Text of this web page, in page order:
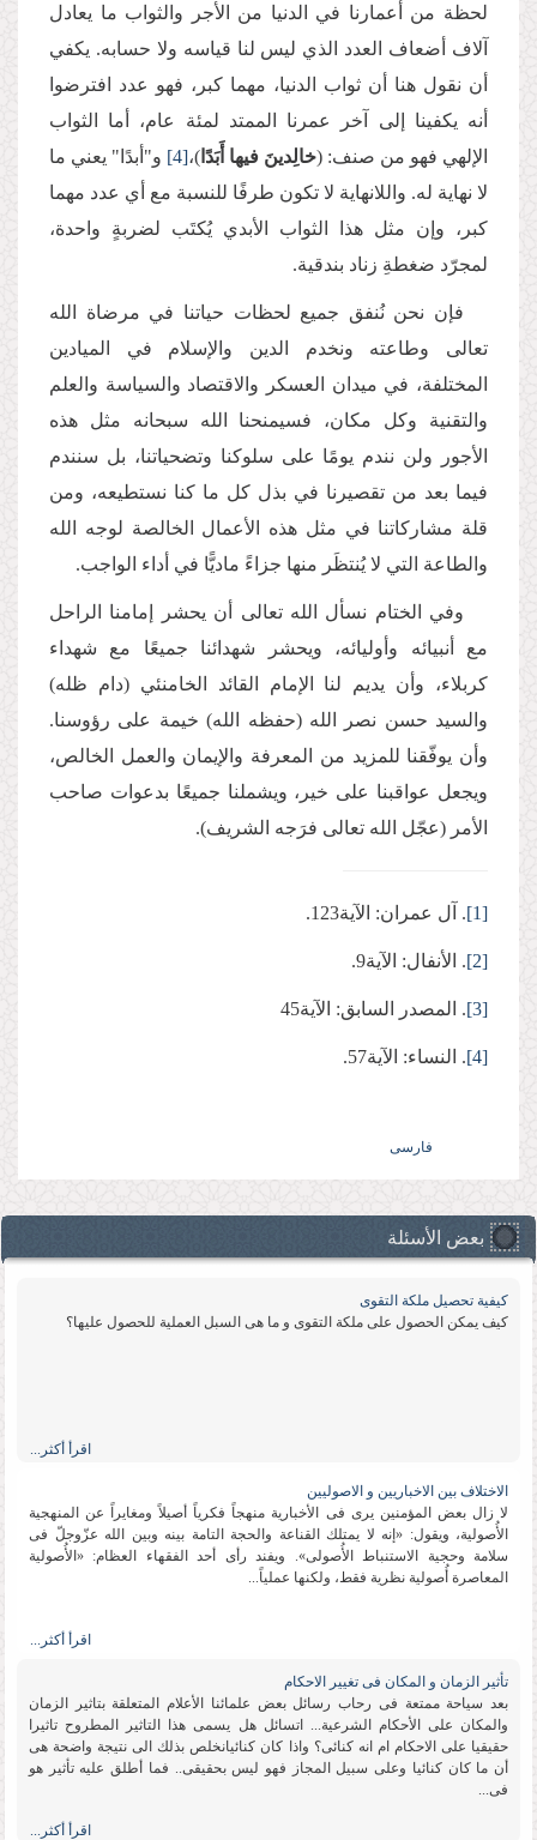
لحظة من أعمارنا في الدنيا من الأجر والثواب ما يعادل
آلاف أضعاف العدد الذي ليس لنا قياسه ولا حسابه. يكفي
أن نقول هنا أن ثواب الدنيا، مهما كبر، فهو عدد افترضوا
أنه يكفينا إلى آخر عمرنا الممتد لمئة عام، أما الثواب
الإلهي فهو من صنف: (خالِدينَ فيها أَبَدًا )،[4] و"أبدًا" يعني ما
لا نهاية له. واللانهاية لا تكون طرفًا للنسبة مع أي عدد مهما
كبر، وإن مثل هذا الثواب الأبدي يُكتَب لضربةٍ واحدة،
لمجرّد ضغطةِ زناد بندقية.
فإن نحن نُنفق جميع لحظات حياتنا في مرضاة الله
تعالى وطاعته ونخدم الدين والإسلام في الميادين
المختلفة، في ميدان العسكر والاقتصاد والسياسة والعلم
والتقنية وكل مكان، فسيمنحنا الله سبحانه مثل هذه
الأجور ولن نندم يومًا على سلوكنا وتضحياتنا، بل سنندم
فيما بعد من تقصيرنا في بذل كل ما كنا نستطيعه، ومن
قلة مشاركاتنا في مثل هذه الأعمال الخالصة لوجه الله
والطاعة التي لا يُنتظَر منها جزاءً ماديًّا في أداء الواجب.
وفي الختام نسأل الله تعالى أن يحشر إمامنا الراحل
مع أنبيائه وأوليائه، ويحشر شهدائنا جميعًا مع شهداء
كربلاء، وأن يديم لنا الإمام القائد الخامنئي (دام ظله)
والسيد حسن نصر الله (حفظه الله) خيمة على رؤوسنا.
وأن يوفّقنا للمزيد من المعرفة والإيمان والعمل الخالص،
ويجعل عواقبنا على خير، ويشملنا جميعًا بدعوات صاحب
الأمر (عجّل الله تعالى فرَجه الشريف).
[1]. آل عمران: الآية123.
[2]. الأنفال: الآية9.
[3]. المصدر السابق: الآية45
[4]. النساء: الآية57.
فارسی
بعض الأسئلة
كیفیة تحصیل ملكة التقوى
كیف یمكن الحصول على ملكة التقوى و ما هی السبل العملیة للحصول علیها؟
اقرأ أكثر...
الاختلاف بین الاخباریین و الاصولیین
لا زال بعض المؤمنین یرى فی الأخباریة منهجاً فكریاً أصیلاً ومغایراً عن المنهجیة
الأُصولیة، ویقول: «إنه لا یمتلك القناعة والحجة التامة بینه وبین الله عزّوجلّ فی
سلامة وحجیة الاستنباط الأُصولی». ویفند رأی أحد الفقهاء العظام: «الأُصولیة
المعاصرة أُصولیة نظریة فقط، ولكنها عملیاً...
اقرأ أكثر...
تأثیر الزمان و المكان فی تغییر الاحكام
بعد سیاحة ممتعة فی رحاب رسائل بعض علمائنا الأعلام المتعلقة بتاثیر الزمان
والمكان على الأحكام الشرعیة... اتسائل هل یسمى هذا التاثیر المطروح تاثیرا
حقیقیا على الاحكام ام انه كنائی؟ واذا كان كنائیانخلص بذلك الى نتیجة واضحة هی
أن ما كان كنائیا وعلى سبیل المجاز فهو لیس بحقیقی.. فما أطلق علیه تأثیر هو
فی...
اقرأ أكثر...